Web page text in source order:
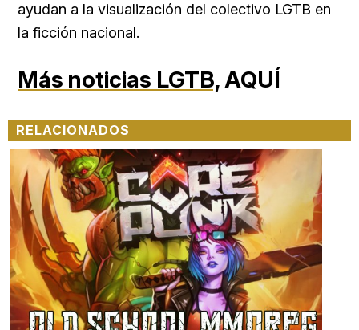
ayudan a la visualización del colectivo LGTB en
la ficción nacional.
Más noticias LGTB,AQUÍ
RELACIONADOS